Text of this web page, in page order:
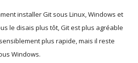
installer Git sous Linux, Windows et
le disais plus tôt, Git est plus agréable
plus rapide, mais il reste
Windows.